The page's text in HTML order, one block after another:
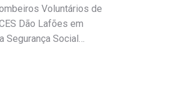
Voluntários de
Dão Lafões em
Social…